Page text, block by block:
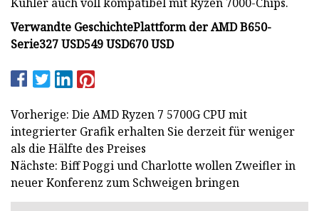
Verwandte GeschichtePlattform der AMD B650-
Serie327 USD549 USD670 USD
Vorherige: Die AMD Ryzen 7 5700G CPU mit
integrierter Grafik erhalten Sie derzeit für weniger
als die Hälfte des Preises
Nächste: Biff Poggi und Charlotte wollen Zweifler in
neuer Konferenz zum Schweigen bringen